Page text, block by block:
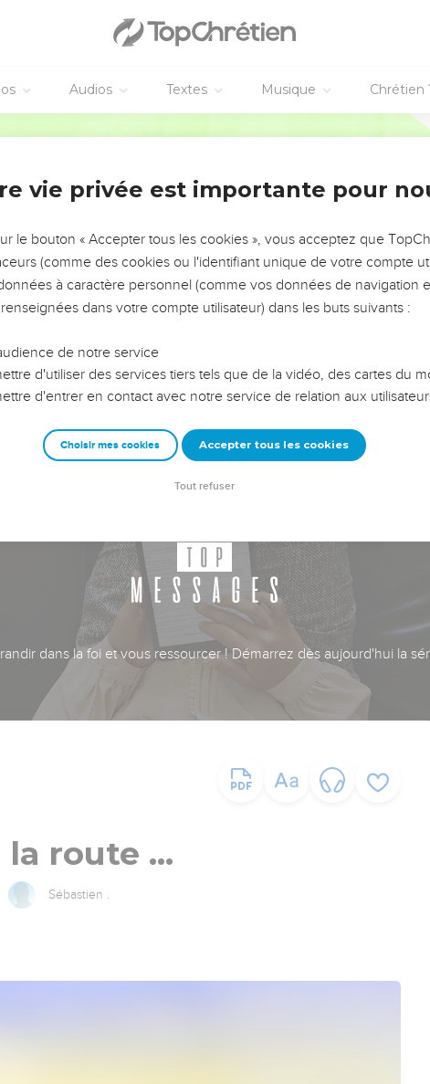
Audios Textes Musique Chrétien
LES VOTRES ?
leur impact, leur foi ou leur vision. Mais on voit
qu'ils ont traversés, alors même que ce sont
et responsables reviennent sur les erreurs
avec plus de sagesse afin que leurs erreurs
ministère, une équipe, un groupe ou une famille,
dans la foi et vous ressourcer ! Démarrez dès aujourd'hui la
la route …
Sébastien .
vie privée est importante pour
le bouton « Accepter tous les cookies », vous acceptez que
(comme des cookies ou l'identifiant unique de votre compte
à caractère personnel (comme vos données de navigation
dans votre compte utilisateur) dans les buts suivants :
de notre service
d'utiliser des services tiers tels que de la vidéo, des cartes du
d'entrer en contact avec notre service de relation aux
Choisir mes cookies Accepter tous les cookies
Tout refuser